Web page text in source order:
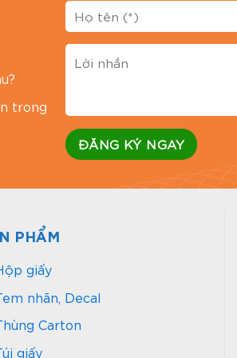
trong
PHẨM
giấy
nhãn, Decal
Carton
giấy